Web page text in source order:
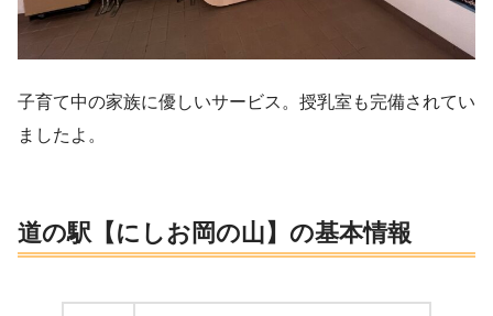
子育て中の家族に優しいサービス。授乳室も完備されてい
ましたよ。
道の駅【にしお岡の山】の基本情報